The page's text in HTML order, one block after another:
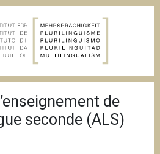
de
seconde (ALS)